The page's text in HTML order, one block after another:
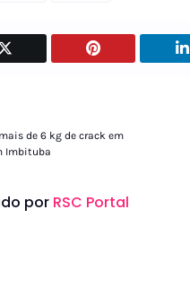
de 6 kg de crack em
Imbituba
por RSC Portal